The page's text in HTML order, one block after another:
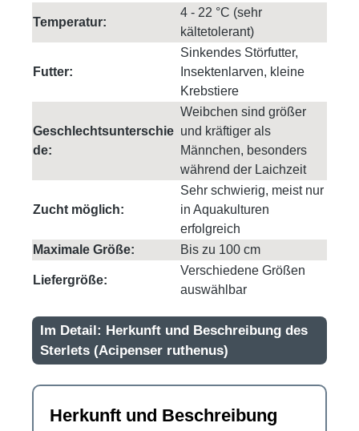
Temperatur:
4 - 22 °C (sehr
kältetolerant)
Futter:
Sinkendes Störfutter,
Insektenlarven, kleine
Krebstiere
Geschlechtsunterschie
de:
Weibchen sind größer
und kräftiger als
Männchen, besonders
während der Laichzeit
Zucht möglich:
Sehr schwierig, meist nur
in Aquakulturen
erfolgreich
Maximale Größe:
Bis zu 100 cm
Liefergröße:
Verschiedene Größen
auswählbar
Im Detail: Herkunft und Beschreibung des
Sterlets (Acipenser ruthenus)
Herkunft und Beschreibung